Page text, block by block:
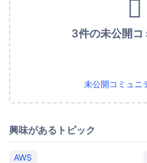
3件の未公開コ
未公開コミュニ
興味があるトピック
AWS